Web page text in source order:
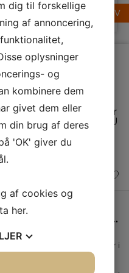
I KURV
opvask til at
passe ind i din
dagligdag, mens
Dry Assist+ og
FlexiZone gør det
muligt at tilpasse
maskinen til både
halv og fuld
LÆG I KURV
en
Smeg Brødrister
Smart brødrister i
retrostil fra
Brødristeren har
dig til forskellige
af annoncering,
oplysninger
og
kombinere dem
givet dem eller
din brug af deres
'OK' giver du
af cookies og
her.